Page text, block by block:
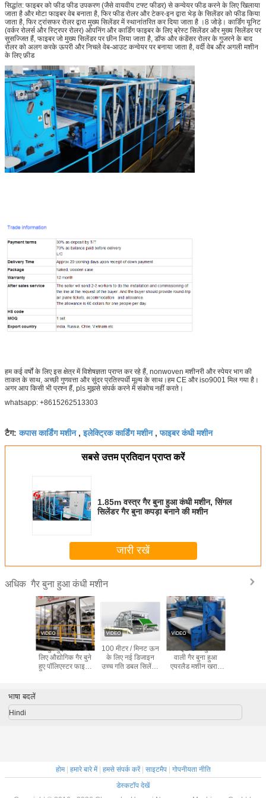
सिद्धांत: फाइबर को फीड फीड उपकरण (जैसे वायवीय टफ्ट फीडर) से कन्वेयर फीड करने के लिए खिलाया
जाता है और मोटा फाइबर वेब बनाता है, फिर फीड रोलर और टेकर-इन द्वारा भेड़ के सिलेंडर को फीड किया
जाता है, फिर ट्रांसफर रोलर द्वारा मुख्य सिलेंडर में स्थानांतरित कर दिया जाता है ।8 जोड़े। कार्डिंग यूनिट
(वर्कर रोलर्स और स्ट्रिपर रोलर) ओपनिंग और कार्डिंग फाइबर के लिए ब्रेस्ट सिलेंडर और मुख्य सिलेंडर पर
सुसज्जित हैं, फाइबर जो मुख्य सिलेंडर पर छीन लिया जाता है, डॉफ और कंडेंसर रोलर के गुजरने के बाद
रोलर को अलग करके ऊपरी और निचले वेब-आउट कन्वेयर पर बनाया जाता है, वर्दी वेब और अगली मशीन
के लिए फ़ीड
हम कई वर्षों के लिए इस क्षेत्र में विशेषज्ञता प्राप्त कर रहे हैं, nonwoven मशीनरी और स्पेयर भाग की
ताकत के साथ, अच्छी गुणवत्ता और सुंदर प्रतिस्पर्धी मूल्य के साथ।हम CE और iso9001 मिल गया है।
अगर आप किसी भी प्रश्न हैं, pls मुझसे संपर्क करने में संकोच नहीं करते।
whatsapp: +8615262513303
टैग:कपास कार्डिंग मशीन,इलेक्ट्रिक कार्डिंग मशीन,फाइबर कंधी मशीन
सबसे उत्तम प्रतिदान प्राप्त करें
1.85m वस्त्र गैर बुना हुआ कंधी मशीन, सिंगल
सिलेंडर गैर बुना कपड़ा बनाने की मशीन
जारी रखें
अधिक गैर बुना हुआ कंधी मशीन
गैर बुने हुए मशीनरी के
लिए औद्योगिक गैर बुने
हुए पॉलिएस्टर फाइबर
100 मीटर / मिनट ऊन
के लिए नई डिजाइन
उच्च गति डबल सिलेंडर
HYQL उच्च गुणवत्ता
वाली गैर बुना हुआ
एयरलैड मशीन खराब
भाषा बदलें
Hindi
होम| हमारे बारे में| हमसे संपर्क करें| साइटमैप| गोपनीयता नीति
डेस्कटॉप देखें